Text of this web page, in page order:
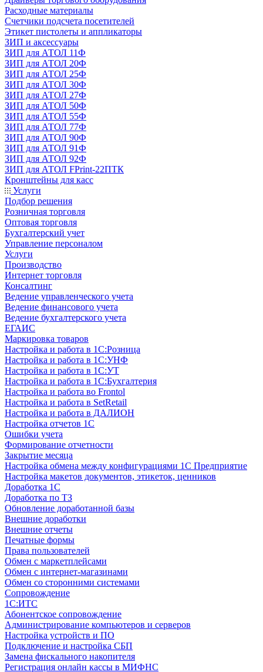
Расходные материалы
Счетчики подсчета посетителей
Этикет пистолеты и аппликаторы
ЗИП и аксессуары
ЗИП для АТОЛ 11Ф
ЗИП для АТОЛ 20Ф
ЗИП для АТОЛ 25Ф
ЗИП для АТОЛ 30Ф
ЗИП для АТОЛ 27Ф
ЗИП для АТОЛ 50Ф
ЗИП для АТОЛ 55Ф
ЗИП для АТОЛ 77Ф
ЗИП для АТОЛ 90Ф
ЗИП для АТОЛ 91Ф
ЗИП для АТОЛ 92Ф
ЗИП для АТОЛ FPrint-22ПТК
Кронштейны для касс
Услуги
Подбор решения
Розничная торговля
Оптовая торговля
Бухгалтерский учет
Управление персоналом
Услуги
Производство
Интернет торговля
Консалтинг
Ведение управленческого учета
Ведение финансового учета
Ведение бухгалтерского учета
ЕГАИС
Маркировка товаров
Настройка и работа в 1С:Розница
Настройка и работа в 1С:УНФ
Настройка и работа в 1С:УТ
Настройка и работа в 1С:Бухгалтерия
Настройка и работа во Frontol
Настройка и работа в SetRetail
Настройка и работа в ДАЛИОН
Настройка отчетов 1С
Ошибки учета
Формирование отчетности
Закрытие месяца
Настройка обмена между конфигурациями 1С Предприятие
Настройка макетов документов, этикеток, ценников
Доработка 1С
Доработка по ТЗ
Обновление доработанной базы
Внешние доработки
Внешние отчеты
Печатные формы
Права пользователей
Обмен с маркетплейсами
Обмен с интернет-магазинами
Обмен со сторонними системами
Сопровождение
1C:ИТС
Абонентское сопровождение
Администрирование компьютеров и серверов
Настройка устройств и ПО
Подключение и настройка СБП
Замена фискального накопителя
Регистрация онлайн кассы в МИФНС